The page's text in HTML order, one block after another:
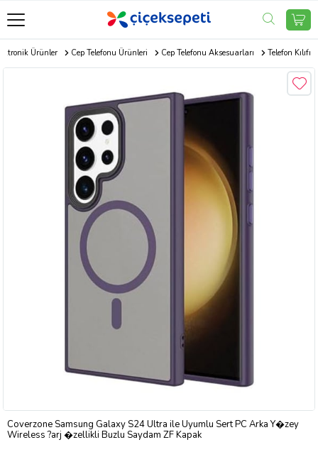
Ürünler Cep Telefonu Ürünleri Cep Telefonu Aksesuarları Telefon Kılıfı
Coverzone Samsung Galaxy S24 Ultra ile Uyumlu Sert PC Arka Y�zey
Wireless ?arj �zellikli Buzlu Saydam ZF Kapak